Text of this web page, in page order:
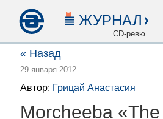
ЖУРНАЛ
CD-ревю
« Назад
29 января 2012
Автор: Грицай Анастасия
Morcheeba